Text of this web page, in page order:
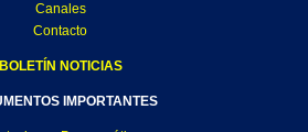
Canales
Contacto
BOLETÍN NOTICIAS
IMPORTANTES